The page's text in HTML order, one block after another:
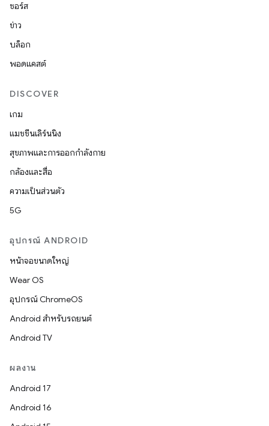
ซอร์ส
ข่าว
บล็อก
พอดแคสต์
DISCOVER
เกม
แมชชีนเลิร์นนิง
สุขภาพและการออกกำลังกาย
กล้องและสื่อ
ความเป็นส่วนตัว
5G
อุปกรณ์ ANDROID
หน้าจอขนาดใหญ่
Wear OS
อุปกรณ์ ChromeOS
Android สำหรับรถยนต์
Android TV
ผลงาน
Android 17
Android 16